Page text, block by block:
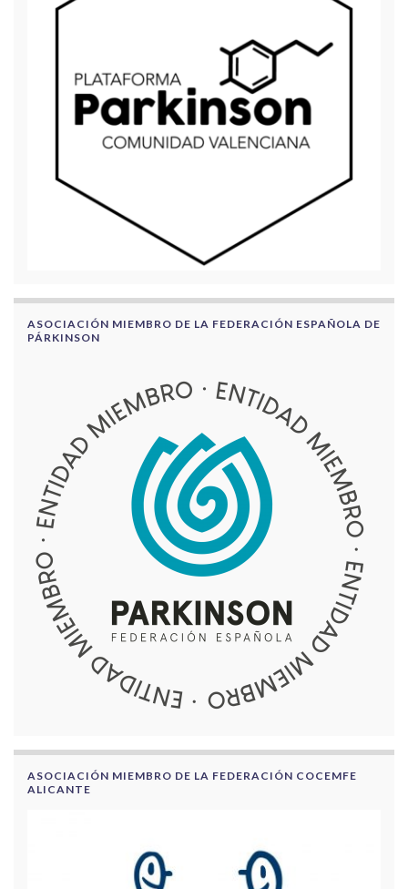
ASOCIACIÓN MIEMBRO DE LA FEDERACIÓN ESPAÑOLA DE
PÁRKINSON
ASOCIACIÓN MIEMBRO DE LA FEDERACIÓN COCEMFE
ALICANTE